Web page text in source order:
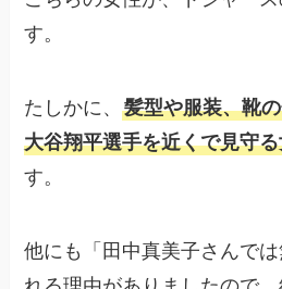
す。
たしかに、髪型や服装、靴
大谷翔平選手を近くで見守
す。
他にも「田中真美子さんで